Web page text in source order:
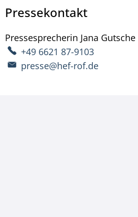
Pressekontakt
Pressesprecherin Jana Gutsche
+49 6621 87-9103
presse@hef-rof.de